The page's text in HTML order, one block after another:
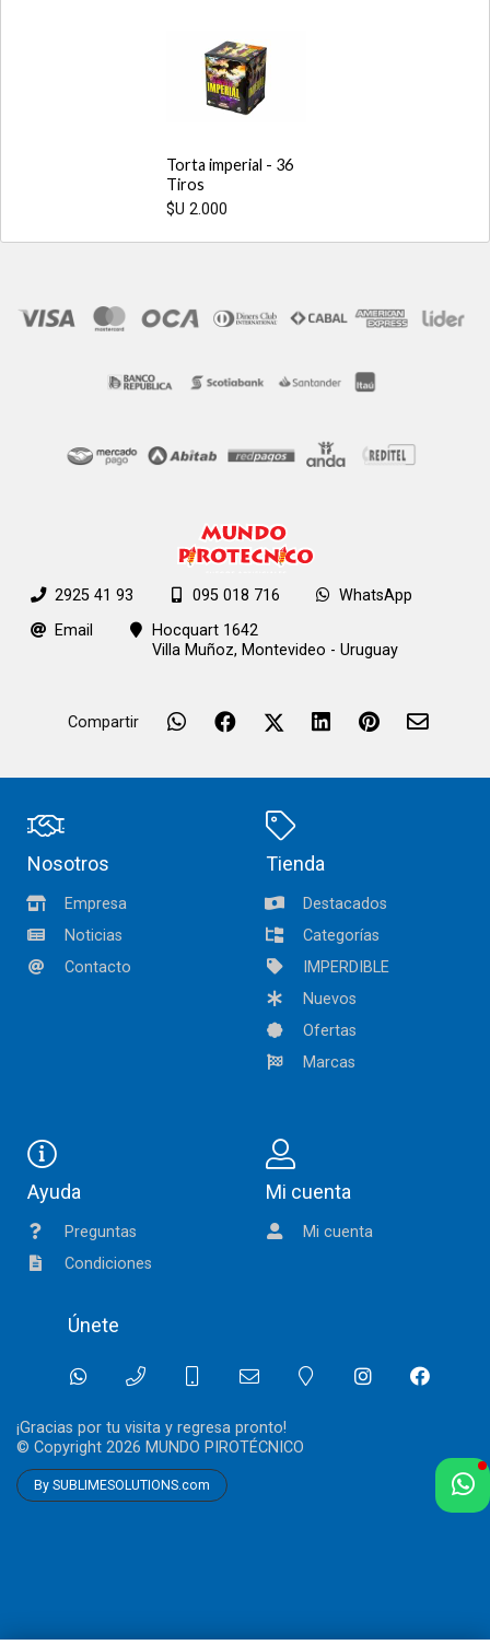
Torta imperial - 36
Tiros
$U 2.000
2925 41 93 095 018 716
WhatsApp
Email
Hocquart 1642
Villa Muñoz, Montevideo - Uruguay
Compartir
Nosotros
Empresa
Noticias
Contacto
Tienda
Destacados
Categorías
IMPERDIBLE
Nuevos
Ofertas
Marcas
Ayuda
Preguntas
Condiciones
Mi cuenta
Mi cuenta
Únete
¡Gracias por tu visita y regresa pronto!
© Copyright 2026 MUNDO PIROTÉCNICO
By SUBLIMESOLUTIONS.com